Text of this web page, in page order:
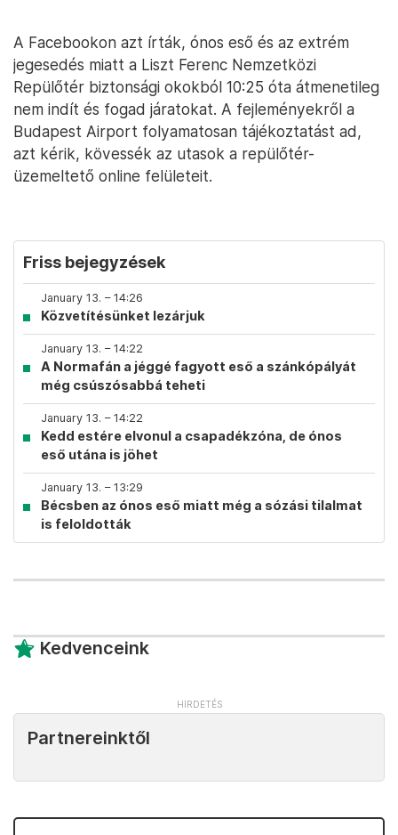
A Facebookon azt írták, ónos eső és az extrém
jegesedés miatt a Liszt Ferenc Nemzetközi
Repülőtér biztonsági okokból 10:25 óta átmenetileg
nem indít és fogad járatokat. A fejleményekről a
Budapest Airport folyamatosan tájékoztatást ad,
azt kérik, kövessék az utasok a repülőtér-
üzemeltető online felületeit.
Friss bejegyzések
January 13. – 14:26
Közvetítésünket lezárjuk
January 13. – 14:22
A Normafán a jéggé fagyott eső a szánkópályát
még csúszósabbá teheti
January 13. – 14:22
Kedd estére elvonul a csapadékzóna, de ónos
eső utána is jöhet
January 13. – 13:29
Bécsben az ónos eső miatt még a sózási tilalmat
is feloldották
Kedvenceink
Partnereinktől